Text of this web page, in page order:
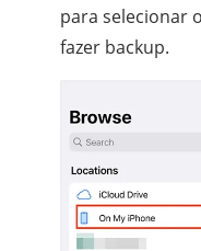
para selecionar
fazer backup.